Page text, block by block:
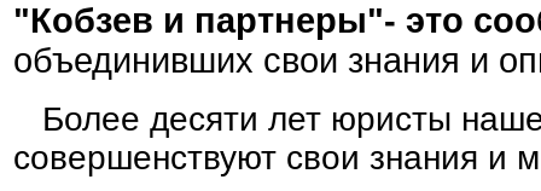
"Кобзев и партнеры"- это
объединивших свои знания и
Более десяти лет юристы
совершенствуют свои знания и